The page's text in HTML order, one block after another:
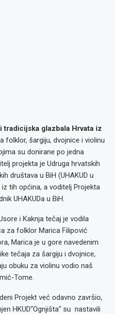
tradicijska glazbala Hrvata iz
folklor, šargiju, dvojnice i violinu
su donirane po jedna
projekta je Udruga hrvatskih
društava u BiH (UHAKUD u
tih općina, a voditelj Projekta
UHAKUDa u BiH.
i Kaknja tečaj je vodila
za folklor Marica Filipović
Marica je u gore navedenim
tečaja za šargiju i dvojnice,
obuku za violinu vodio naš
Tome.
Projekt već odavno završio,
HKUD“Ognjišta“ su nastavili